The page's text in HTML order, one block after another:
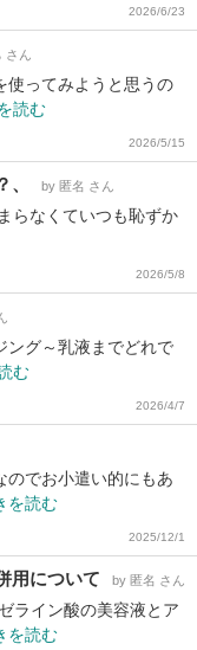
2026/6/23
さん
使ってみようと思うの
読む
2026/5/15
by 匿名 さん
らなくていつも恥ずか
2026/5/8
ング～乳液までどれで
む
2026/4/7
のでお小遣い的にもあ
を読む
2025/12/1
用について by 匿名 さん
ライン酸の美容液とア
を読む